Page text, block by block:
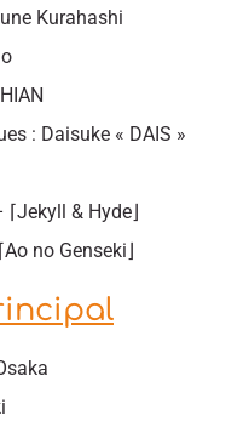
Kurahashi
: Daisuke « DAIS »
& Hyde⌋
no Genseki⌋